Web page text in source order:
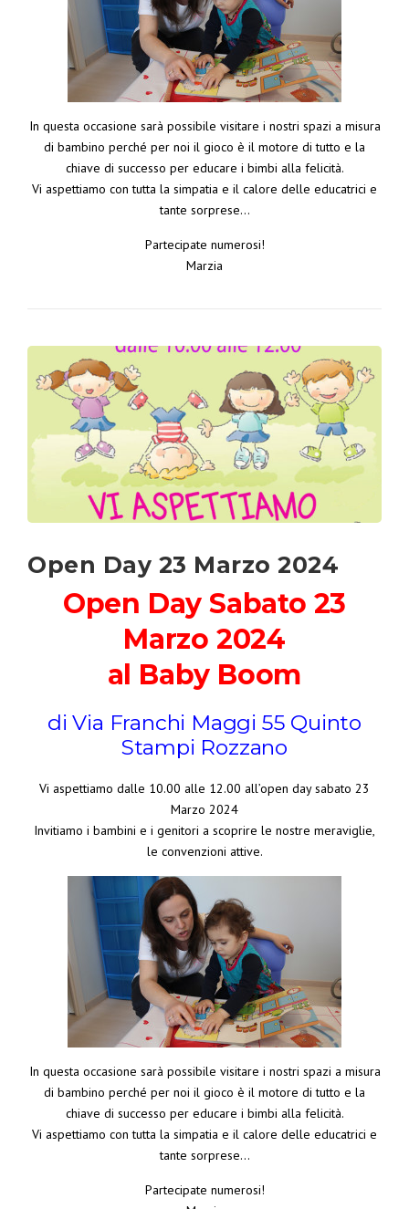
In questa occasione sarà possibile visitare i nostri spazi a misura
di bambino perché per noi il gioco è il motore di tutto e la
chiave di successo per educare i bimbi alla felicità.
Vi aspettiamo con tutta la simpatia e il calore delle educatrici e
tante sorprese…
Partecipate numerosi!
Marzia
Open Day 23 Marzo 2024
Open Day Sabato 23
Marzo 2024
al Baby Boom
di Via Franchi Maggi 55 Quinto
Stampi Rozzano
Vi aspettiamo dalle 10.00 alle 12.00 all’open day sabato 23
Marzo 2024
Invitiamo i bambini e i genitori a scoprire le nostre meraviglie,
le convenzioni attive.
In questa occasione sarà possibile visitare i nostri spazi a misura
di bambino perché per noi il gioco è il motore di tutto e la
chiave di successo per educare i bimbi alla felicità.
Vi aspettiamo con tutta la simpatia e il calore delle educatrici e
tante sorprese…
Partecipate numerosi!